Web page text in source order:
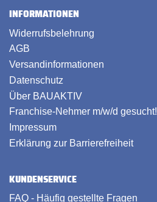
INFORMATIONEN
Widerrufsbelehrung
AGB
Versandinformationen
Datenschutz
Über BAUAKTIV
Franchise-Nehmer m/w/d gesucht!
Impressum
Erklärung zur Barrierefreiheit
KUNDENSERVICE
FAQ - Häufig gestellte Fragen